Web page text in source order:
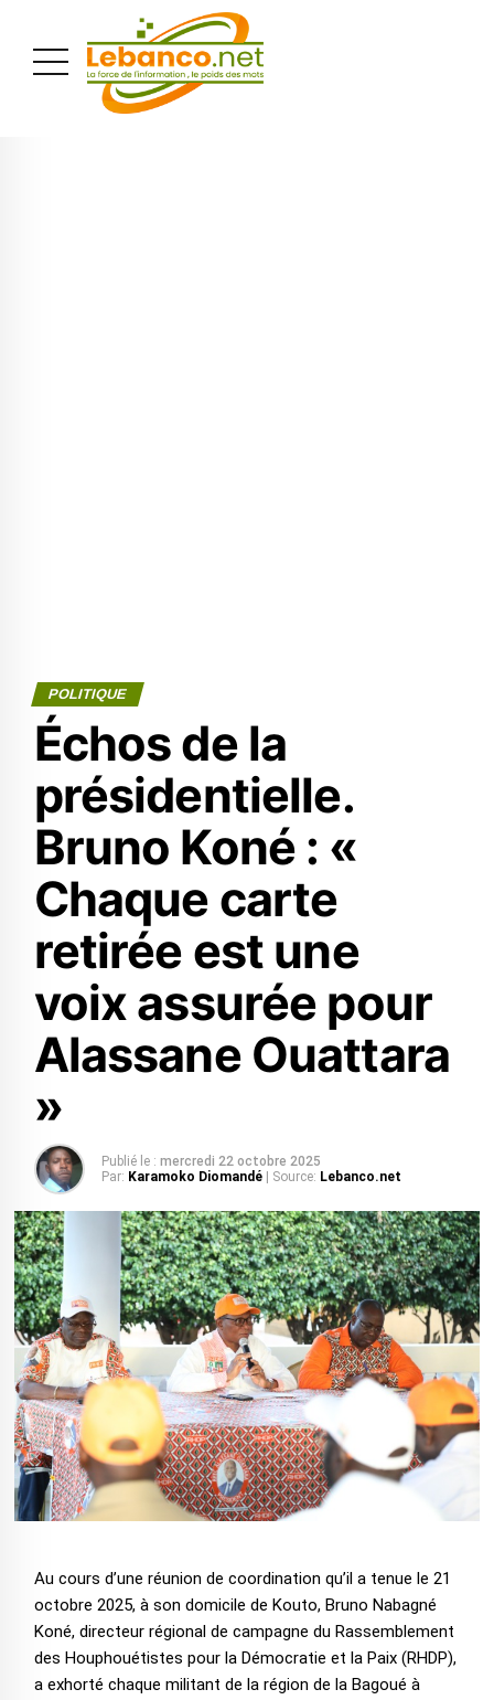
POLITIQUE
Échos de la
présidentielle.
Bruno Koné : «
Chaque carte
retirée est une
voix assurée pour
Alassane Ouattara
»
Publié le : mercredi 22 octobre 2025
Par: Karamoko Diomandé | Source: Lebanco.net
Au cours d’une réunion de coordination qu’il a tenue le 21
octobre 2025, à son domicile de Kouto, Bruno Nabagné
Koné, directeur régional de campagne du Rassemblement
des Houphouétistes pour la Démocratie et la Paix (RHDP),
a exhorté chaque militant de la région de la Bagoué à